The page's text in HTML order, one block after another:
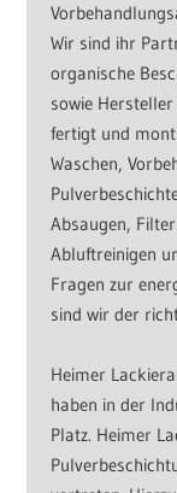
Wir sind ihr
organische
sowie
fertigt und
Waschen,
Absaugen,
Abluftreinigen
Fragen zur
sind wir der
Heimer
haben in der
Platz. Heimer